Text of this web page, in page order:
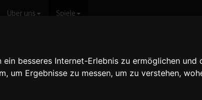
besseres Internet-Erlebnis zu ermöglichen und
um Ergebnisse zu messen, um zu verstehen,
Über uns Spiele